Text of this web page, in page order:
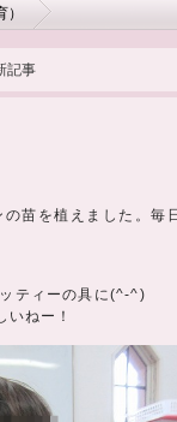
記事
苗を植えました。毎
ティーの具に(^-^)
ねー！